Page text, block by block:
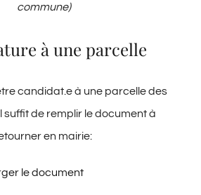
commune)
à une parcelle
candidat.e à une parcelle des
suffit de remplir le document à
en mairie:
le document